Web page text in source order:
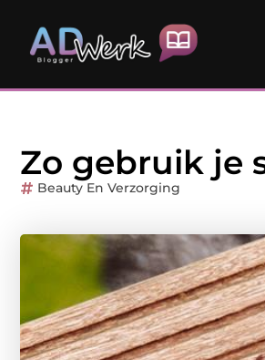
Zo gebruik je
Beauty En Verzorging